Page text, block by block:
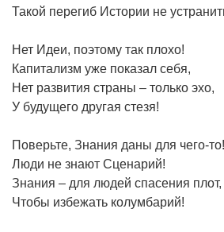
Такой перегиб Истории не
Нет Идеи, поэтому так плохо!
Капитализм уже показал себя,
Нет развития страны – только эхо,
У будущего другая стезя!
Поверьте, Знания даны для чего-то!
Люди не знают Сценарий!
Знания – для людей спасения плот,
Чтобы избежать колумбарий!